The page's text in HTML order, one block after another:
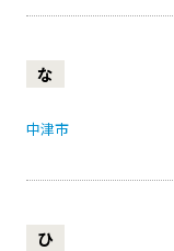
な
中津市
ひ